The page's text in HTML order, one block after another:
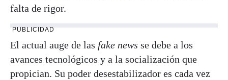
falta de rigor.
PUBLICIDAD
El actual auge de las fake news se debe a los
avances tecnológicos y a la socialización que
propician. Su poder desestabilizador es cada vez